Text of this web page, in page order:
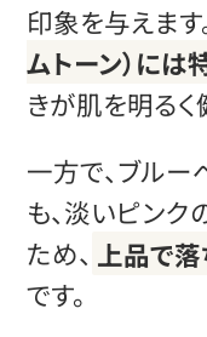
印象を与えます
ムトーン）には
きが肌を明るく
一方で、ブルー
も、淡いピン
ため、 上品で落
です。